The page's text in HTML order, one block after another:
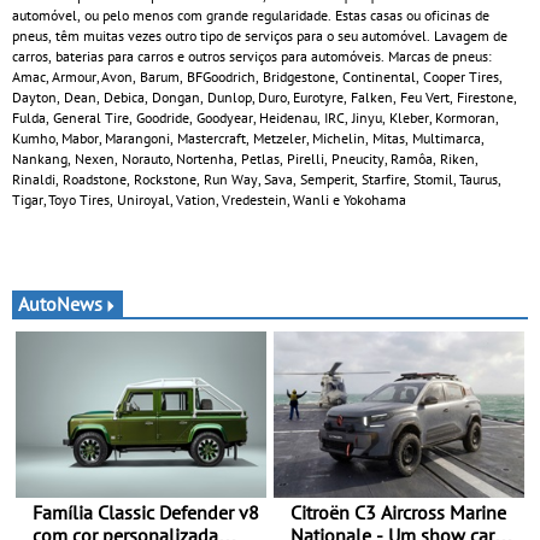
automóvel, ou pelo menos com grande regularidade. Estas casas ou oficinas de
pneus, têm muitas vezes outro tipo de serviços para o seu automóvel. Lavagem de
carros, baterias para carros e outros serviços para automóveis. Marcas de pneus:
Amac, Armour, Avon, Barum, BFGoodrich, Bridgestone, Continental, Cooper Tires,
Dayton, Dean, Debica, Dongan, Dunlop, Duro, Eurotyre, Falken, Feu Vert, Firestone,
Fulda, General Tire, Goodride, Goodyear, Heidenau, IRC, Jinyu, Kleber, Kormoran,
Kumho, Mabor, Marangoni, Mastercraft, Metzeler, Michelin, Mitas, Multimarca,
Nankang, Nexen, Norauto, Nortenha, Petlas, Pirelli, Pneucity, Ramôa, Riken,
Rinaldi, Roadstone, Rockstone, Run Way, Sava, Semperit, Starfire, Stomil, Taurus,
Tigar, Toyo Tires, Uniroyal, Vation, Vredestein, Wanli e Yokohama
AutoNews
Família Classic Defender v8
Citroën C3 Aircross Marine